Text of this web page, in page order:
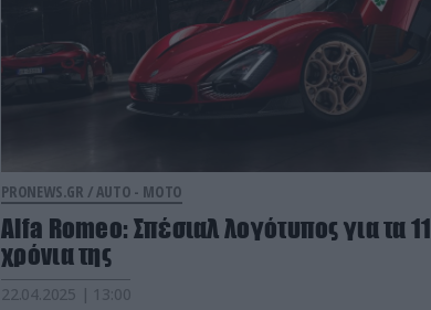
PRONEWS.GR /AUTO - MOTO
Alfa Romeo: Σπέσιαλ λογότυπος για τα
χρόνια της
22.04.2025 | 13:00